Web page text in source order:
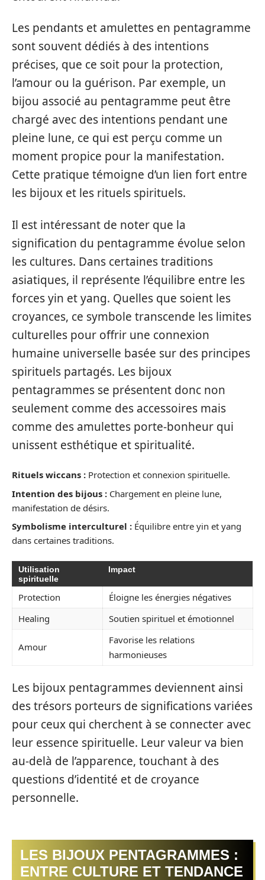
Les pendants et amulettes en pentagramme
sont souvent dédiés à des intentions
précises, que ce soit pour la protection,
l’amour ou la guérison. Par exemple, un
bijou associé au pentagramme peut être
chargé avec des intentions pendant une
pleine lune, ce qui est perçu comme un
moment propice pour la manifestation.
Cette pratique témoigne d’un lien fort entre
les bijoux et les rituels spirituels.
Il est intéressant de noter que la
signification du pentagramme évolue selon
les cultures. Dans certaines traditions
asiatiques, il représente l’équilibre entre les
forces yin et yang. Quelles que soient les
croyances, ce symbole transcende les limites
culturelles pour offrir une connexion
humaine universelle basée sur des principes
spirituels partagés. Les bijoux
pentagrammes se présentent donc non
seulement comme des accessoires mais
comme des amulettes porte-bonheur qui
unissent esthétique et spiritualité.
Rituels wiccans : Protection et connexion spirituelle.
Intention des bijous : Chargement en pleine lune,
manifestation de désirs.
Symbolisme interculturel : Équilibre entre yin et yang
dans certaines traditions.
Utilisation
spirituelle
Impact
Protection
Éloigne les énergies négatives
Healing
Soutien spirituel et émotionnel
Amour
Favorise les relations
harmonieuses
Les bijoux pentagrammes deviennent ainsi
des trésors porteurs de significations variées
pour ceux qui cherchent à se connecter avec
leur essence spirituelle. Leur valeur va bien
au-delà de l’apparence, touchant à des
questions d’identité et de croyance
personnelle.
LES BIJOUX PENTAGRAMMES :
ENTRE CULTURE ET TENDANCE